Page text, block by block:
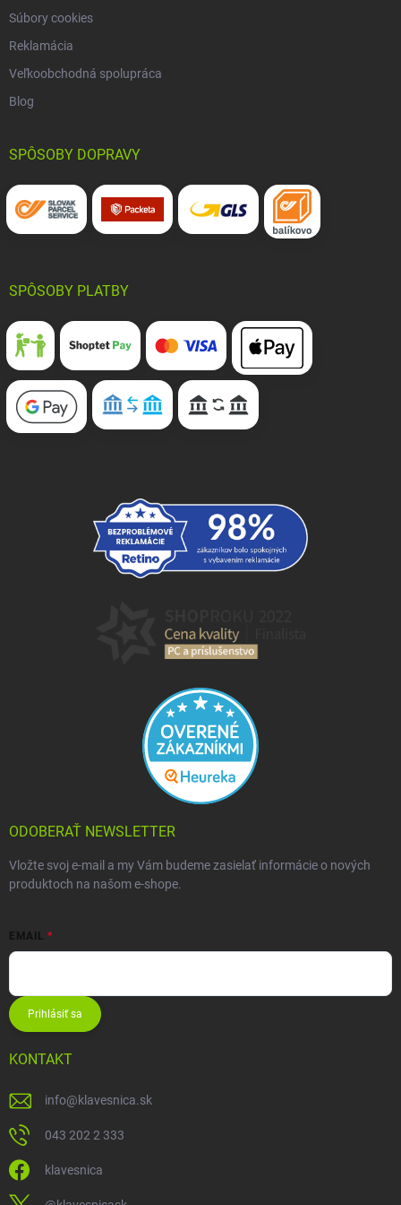
Súbory cookies
Reklamácia
Veľkoobchodná spolupráca
Blog
SPÔSOBY DOPRAVY
SPÔSOBY PLATBY
ODOBERAŤ NEWSLETTER
Vložte svoj e-mail a my Vám budeme zasielať informácie o nových
produktoch na našom e-shope.
EMAIL
Prihlásiť sa
KONTAKT
info@klavesnica.sk
043 202 2 333
klavesnica